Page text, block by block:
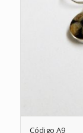
Código A9